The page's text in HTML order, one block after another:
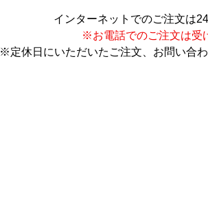
インターネットでのご注文は
※お電話でのご注文は受
※定休日にいただいたご注文、お問い合